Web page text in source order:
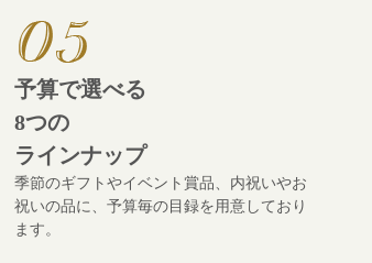
予算で選べる
8つの
ラインナップ
季節のギフトやイベント賞品、内祝いやお
祝いの品に、予算毎の目録を用意しており
ます。